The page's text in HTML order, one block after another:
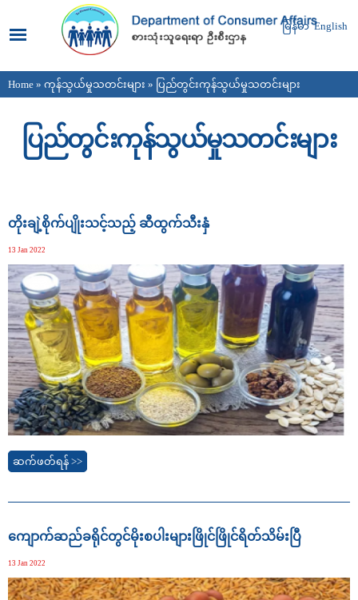
main
content
မြန်မာ English
You are here
Home » ကုန်သွယ်မှုသတင်းများ » ပြည်တွင်းကုန်သွယ်မှုသတင်းများ
ပြည်တွင်းကုန်သွယ်မှုသတင်းများ
တိုးချဲ့စိုက်ပျိုးသင့်သည့် ဆီထွက်သီးနှံ
13 Jan 2022
ဆက်ဖတ်ရန် >>
ကျောက်ဆည်ခရိုင်တွင်မိုးစပါးများဖြိုင်ဖြိုင်ရိတ်သိမ်းပြီ
13 Jan 2022